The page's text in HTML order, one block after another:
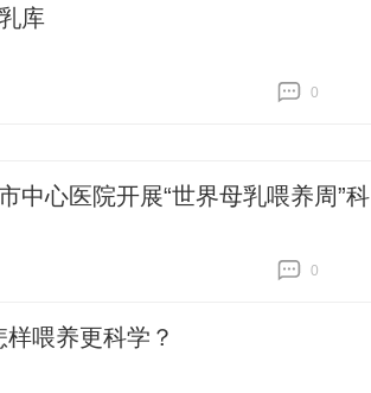
库
0
中心医院开展“世界母乳喂养周”科
0
样喂养更科学？